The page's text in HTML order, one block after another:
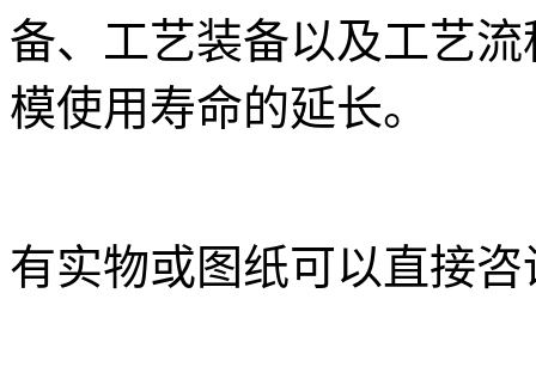
备、工艺装备以及工艺
模使用寿命的延长。
有实物或图纸可以直接